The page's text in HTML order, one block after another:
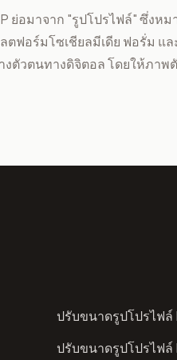
ย่อมาจาก "รูปโปรไฟล์" ซึ่งห
ตฟอร์มโซเชียลมีเดีย ฟอรั่ม
งตัวตนทางดิจิตอล โดยให้ภา
ปรับขนาดรูปโปรไฟล์
ปรับขนาดรูปโปรไฟล์